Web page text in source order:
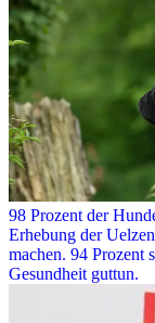
98 Prozent der
Erhebung der
machen. 94 Prozent
Gesundheit guttun.